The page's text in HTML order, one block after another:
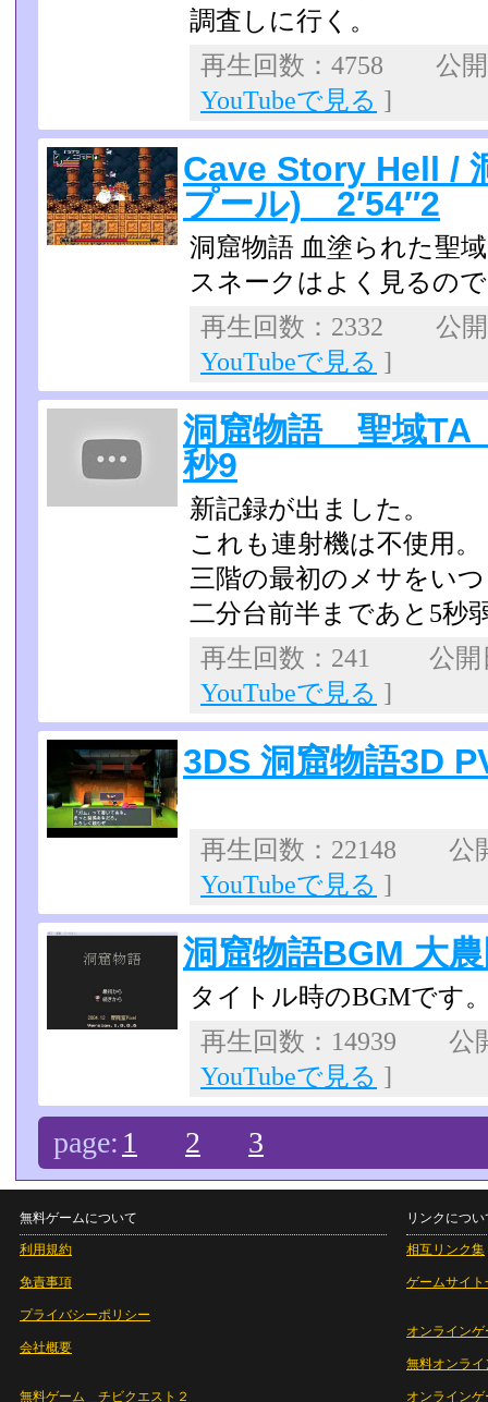
調査しに行く。
再生回数：4758 公
YouTubeで見る ]
Cave Story Hell /
プール) 2′54″2
洞窟物語 血塗られた聖
スネークはよく見るの
再生回数：2332 公
YouTubeで見る ]
洞窟物語 聖域
秒9
新記録が出ました。
これも連射機は不使用。
三階の最初のメサをい
二分台前半まであと5秒
再生回数：241 公
YouTubeで見る ]
3DS 洞窟物語3D
再生回数：22148 公
YouTubeで見る ]
洞窟物語BGM 大
タイトル時のBGMです
再生回数：14939 公
YouTubeで見る ]
page: 1 2 3
無料ゲームについて
利用規約
免責事項
プライバシーポリシー
会社概要
無料ゲーム チビクエスト２
リンクについ
相互リンク集
ゲームサイト
オンラインゲ
無料オンライ
オンライン